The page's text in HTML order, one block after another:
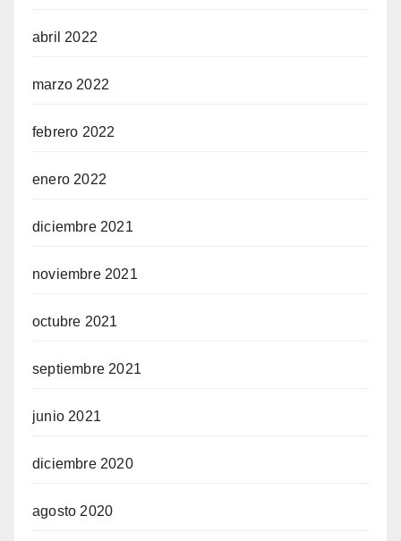
abril 2022
marzo 2022
febrero 2022
enero 2022
diciembre 2021
noviembre 2021
octubre 2021
septiembre 2021
junio 2021
diciembre 2020
agosto 2020